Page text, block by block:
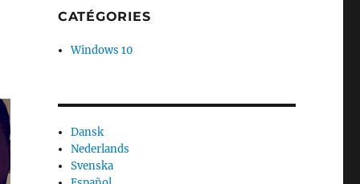
CATÉGORIES
Windows 10
Dansk
Nederlands
Svenska